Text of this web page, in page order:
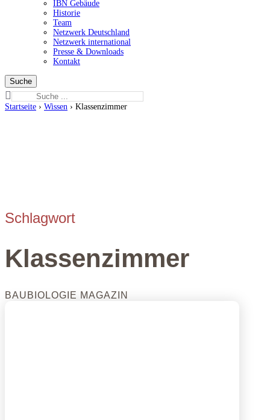
IBN Gebäude
Historie
Team
Netzwerk Deutschland
Netzwerk international
Presse & Downloads
Kontakt
Suchen
nach:
Startseite › Wissen › Klassenzimmer
Schlagwort
Klassenzimmer
BAUBIOLOGIE MAGAZIN